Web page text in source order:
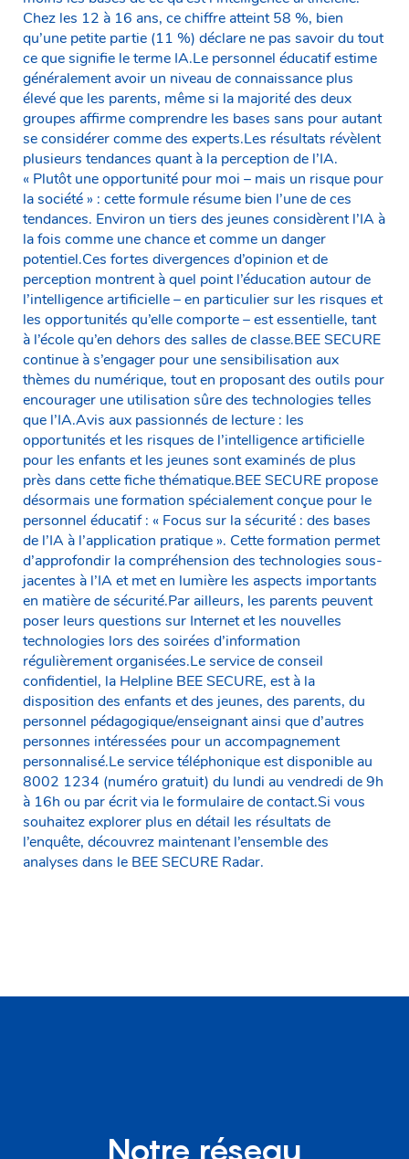
Chez les 12 à 16 ans, ce chiffre atteint 58 %, bien
qu’une petite partie (11 %) déclare ne pas savoir du tout
ce que signifie le terme IA.Le personnel éducatif estime
généralement avoir un niveau de connaissance plus
élevé que les parents, même si la majorité des deux
groupes affirme comprendre les bases sans pour autant
se considérer comme des experts.Les résultats révèlent
plusieurs tendances quant à la perception de l’IA.
« Plutôt une opportunité pour moi – mais un risque pour
la société » : cette formule résume bien l’une de ces
tendances. Environ un tiers des jeunes considèrent l’IA à
la fois comme une chance et comme un danger
potentiel.Ces fortes divergences d’opinion et de
perception montrent à quel point l’éducation autour de
l’intelligence artificielle – en particulier sur les risques et
les opportunités qu’elle comporte – est essentielle, tant
à l’école qu’en dehors des salles de classe.BEE SECURE
continue à s’engager pour une sensibilisation aux
thèmes du numérique, tout en proposant des outils pour
encourager une utilisation sûre des technologies telles
que l’IA.Avis aux passionnés de lecture : les
opportunités et les risques de l’intelligence artificielle
pour les enfants et les jeunes sont examinés de plus
près dans cette fiche thématique.BEE SECURE propose
désormais une formation spécialement conçue pour le
personnel éducatif : « Focus sur la sécurité : des bases
de l’IA à l’application pratique ». Cette formation permet
d’approfondir la compréhension des technologies sous-
jacentes à l’IA et met en lumière les aspects importants
en matière de sécurité.Par ailleurs, les parents peuvent
poser leurs questions sur Internet et les nouvelles
technologies lors des soirées d’information
régulièrement organisées.Le service de conseil
confidentiel, la Helpline BEE SECURE, est à la
disposition des enfants et des jeunes, des parents, du
personnel pédagogique/enseignant ainsi que d’autres
personnes intéressées pour un accompagnement
personnalisé.Le service téléphonique est disponible au
8002 1234 (numéro gratuit) du lundi au vendredi de 9h
à 16h ou par écrit via le formulaire de contact.Si vous
souhaitez explorer plus en détail les résultats de
l’enquête, découvrez maintenant l’ensemble des
analyses dans le BEE SECURE Radar.
Notre réseau